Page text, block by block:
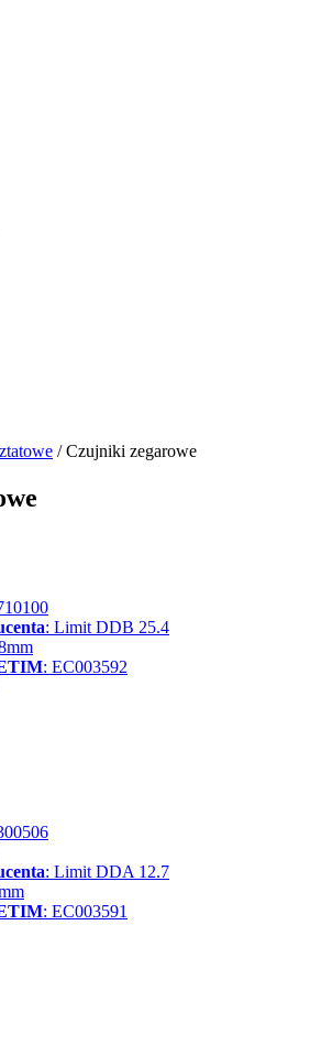
/Czujniki zegarowe
: Limit DDB 25.4
: EC003592
: Limit DDA 12.7
: EC003591